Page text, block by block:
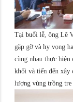
Tại buổi lễ, ông Lê
gặp gỡ và hy vọng
cùng nhau thực hiện
khối và tiến đến xây
lượng vùng trồng tre